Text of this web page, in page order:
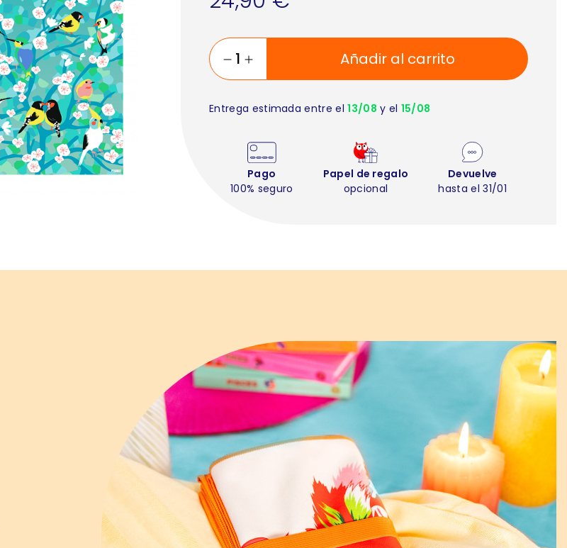
Añadir al carrito
Entrega estimada entre el13/08 y el 15/08
Pago
100% seguro
Papel de regalo
opcional
Devuelve
hasta el 31/01